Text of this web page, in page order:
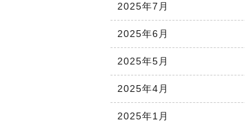
2025年7月
2025年6月
2025年5月
2025年4月
2025年1月